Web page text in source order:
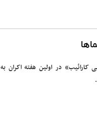
در اولین هفته اکران به